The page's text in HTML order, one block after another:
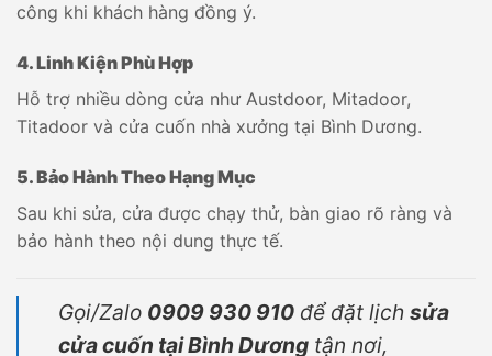
công khi khách hàng đồng ý.
4. Linh Kiện Phù Hợp
Hỗ trợ nhiều dòng cửa như Austdoor, Mitadoor,
Titadoor và cửa cuốn nhà xưởng tại Bình Dương.
5. Bảo Hành Theo Hạng Mục
Sau khi sửa, cửa được chạy thử, bàn giao rõ ràng và
bảo hành theo nội dung thực tế.
Gọi/Zalo 0909 930 910 để đặt lịch sửa
cửa cuốn tại Bình Dương tận nơi,